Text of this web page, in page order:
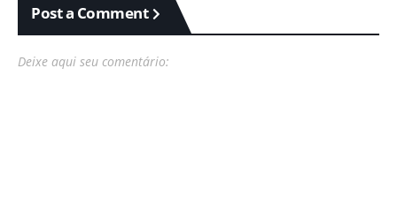
Post a Comment
Deixe aqui seu comentário: